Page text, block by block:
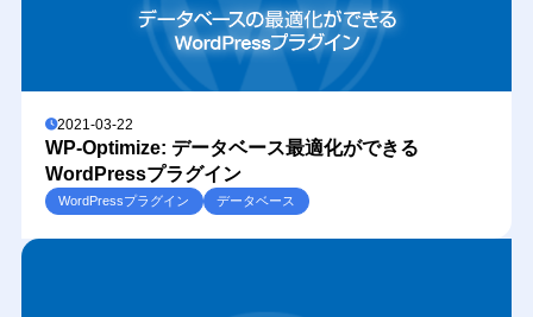
2021-03-22
WP-Optimize: データベース最適化ができる
WordPressプラグイン
WordPressプラグイン データベース